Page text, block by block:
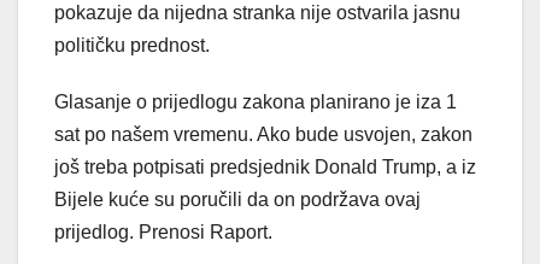
pokazuje da nijedna stranka nije ostvarila jasnu
političku prednost.
Glasanje o prijedlogu zakona planirano je iza 1
sat po našem vremenu. Ako bude usvojen, zakon
još treba potpisati predsjednik Donald Trump, a iz
Bijele kuće su poručili da on podržava ovaj
prijedlog. Prenosi Raport.